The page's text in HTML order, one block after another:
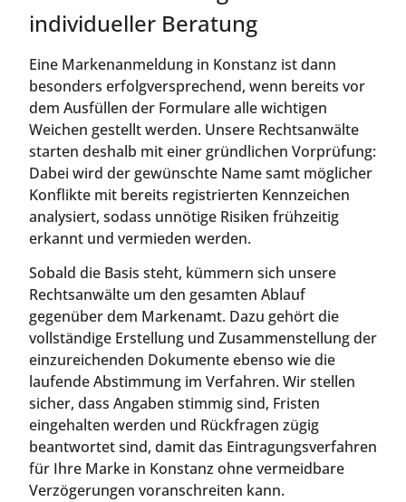
individueller Beratung
Eine Markenanmeldung in Konstanz ist dann
besonders erfolgversprechend, wenn bereits vor
dem Ausfüllen der Formulare alle wichtigen
Weichen gestellt werden. Unsere Rechtsanwälte
starten deshalb mit einer gründlichen Vorprüfung:
Dabei wird der gewünschte Name samt möglicher
Konflikte mit bereits registrierten Kennzeichen
analysiert, sodass unnötige Risiken frühzeitig
erkannt und vermieden werden.
Sobald die Basis steht, kümmern sich unsere
Rechtsanwälte um den gesamten Ablauf
gegenüber dem Markenamt. Dazu gehört die
vollständige Erstellung und Zusammenstellung der
einzureichenden Dokumente ebenso wie die
laufende Abstimmung im Verfahren. Wir stellen
sicher, dass Angaben stimmig sind, Fristen
eingehalten werden und Rückfragen zügig
beantwortet sind, damit das Eintragungsverfahren
für Ihre Marke in Konstanz ohne vermeidbare
Verzögerungen voranschreiten kann.